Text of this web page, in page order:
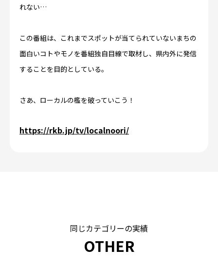
れない…
この番組は、これまでスポットが当てられていないまちの
面白いコトやモノを番組独自目線で取材し、県内外に発信
することを目的としている。
さあ、ローカルの檻を破っていこう！
https://rkb.jp/tv/localnoori/
同じカテゴリーの実績
OTHER